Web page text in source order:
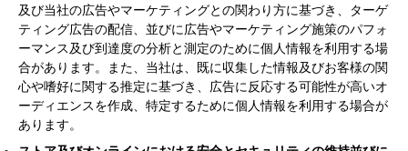
及び当社の広告やマーケティングとの関わり方に基づき、ターゲ
ティング広告の配信、並びに広告やマーケティング施策のパフォ
ーマンス及び到達度の分析と測定のために個人情報を利用する場
合があります。また、当社は、既に収集した情報及びお客様の関
心や嗜好に関する推定に基づき、広告に反応する可能性が高いオ
ーディエンスを作成、特定するために個人情報を利用する場合が
あります。